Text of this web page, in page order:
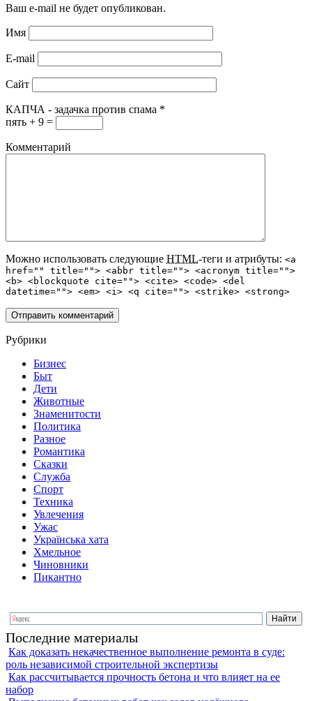
Ваш e-mail не будет опубликован.
Имя
E-mail
Сайт
КАПЧА - задачка против спама *
пять + 9 =
Комментарий
Можно использовать следующие HTML-теги и атрибуты: <a
href="" title=""> <abbr title=""> <acronym title="">
<b> <blockquote cite=""> <cite> <code> <del
datetime=""> <em> <i> <q cite=""> <strike> <strong>
Рубрики
Бизнес
Быт
Дети
Животные
Знаменитости
Политика
Разное
Романтика
Сказки
Служба
Спорт
Техника
Увлечения
Ужас
Українська хата
Хмельное
Чиновники
Пикантно
Последние материалы
Как доказать некачественное выполнение ремонта в суде:
роль независимой строительной экспертизы
Как рассчитывается прочность бетона и что влияет на ее
набор